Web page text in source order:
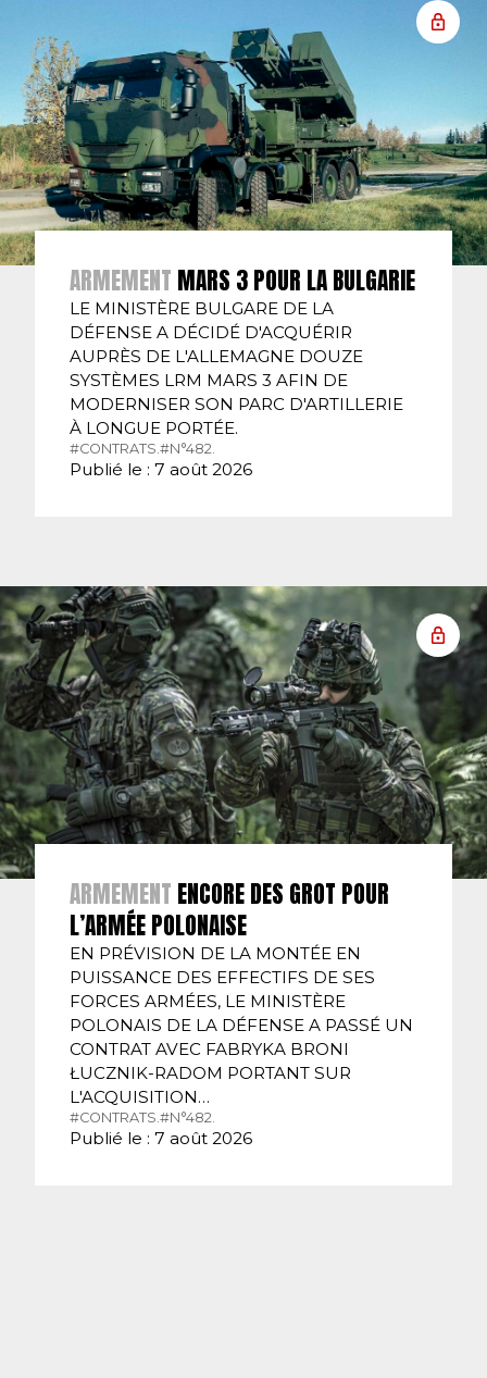
ARMEMENT MARS 3 POUR LA BULGARIE
LE MINISTÈRE BULGARE DE LA
DÉFENSE A DÉCIDÉ D'ACQUÉRIR
AUPRÈS DE L'ALLEMAGNE DOUZE
SYSTÈMES LRM MARS 3 AFIN DE
MODERNISER SON PARC D'ARTILLERIE
À LONGUE PORTÉE.
#CONTRATS.#N°482.
Publié le : 7 août 2026
ARMEMENT ENCORE DES GROT POUR
L’ARMÉE POLONAISE
EN PRÉVISION DE LA MONTÉE EN
PUISSANCE DES EFFECTIFS DE SES
FORCES ARMÉES, LE MINISTÈRE
POLONAIS DE LA DÉFENSE A PASSÉ UN
CONTRAT AVEC FABRYKA BRONI
ŁUCZNIK-RADOM PORTANT SUR
L'ACQUISITION…
#CONTRATS. #N°482.
Publié le : 7 août 2026